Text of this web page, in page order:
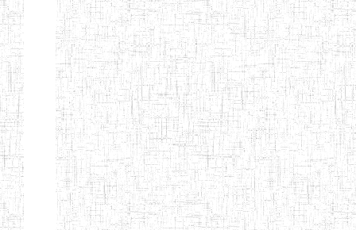
GAROUA
ENBIEG DE
GAROUA
01/01/1975 ENIEG
ENIEG DE
PITOA
01/01/1995 ENIEG
ENIEG DE
TCHOLLIRE
22/10/2002 ENIEG